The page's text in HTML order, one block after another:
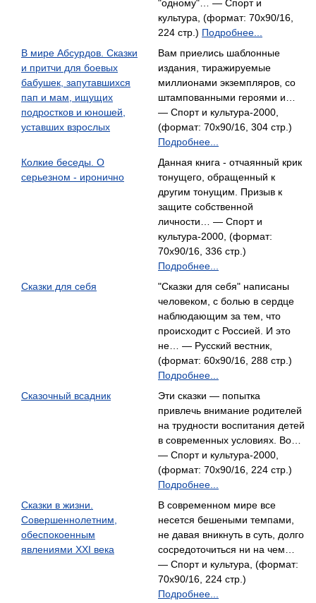
"одному"… — Спорт и
культура, (формат: 70x90/16,
224 стр.) Подробнее...
В мире Абсурдов. Сказки
и притчи для боевых
бабушек, запутавшихся
пап и мам, ищущих
подростков и юношей,
уставших взрослых
Вам приелись шаблонные
издания, тиражируемые
миллионами экземпляров, со
штампованными героями и…
— Спорт и культура-2000,
(формат: 70x90/16, 304 стр.)
Подробнее...
Колкие беседы. О
серьезном - иронично
Данная книга - отчаянный крик
тонущего, обращенный к
другим тонущим. Призыв к
защите собственной
личности… — Спорт и
культура-2000, (формат:
70x90/16, 336 стр.)
Подробнее...
Сказки для себя
"Сказки для себя" написаны
человеком, с болью в сердце
наблюдающим за тем, что
происходит с Россией. И это
не… — Русский вестник,
(формат: 60x90/16, 288 стр.)
Подробнее...
Сказочный всадник
Эти сказки — попытка
привлечь внимание родителей
на трудности воспитания детей
в современных условиях. Во…
— Спорт и культура-2000,
(формат: 70x90/16, 224 стр.)
Подробнее...
Сказки в жизни.
Совершеннолетним,
обеспокоенным
явлениями XXI века
В современном мире все
несется бешеными темпами,
не давая вникнуть в суть, долго
сосредоточиться ни на чем…
— Спорт и культура, (формат:
70x90/16, 224 стр.)
Подробнее...